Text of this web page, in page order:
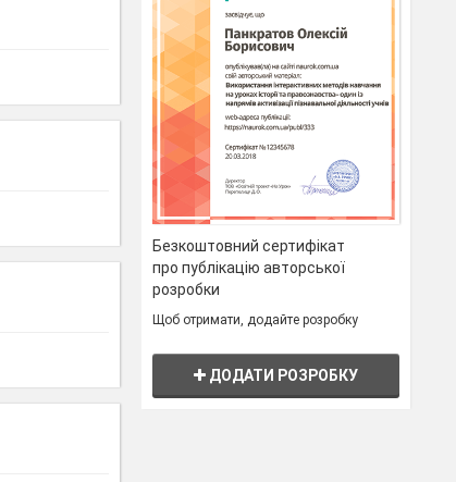
Безкоштовний сертифікат
про публікацію авторської
розробки
Щоб отримати, додайте розробку
ДОДАТИ РОЗРОБКУ